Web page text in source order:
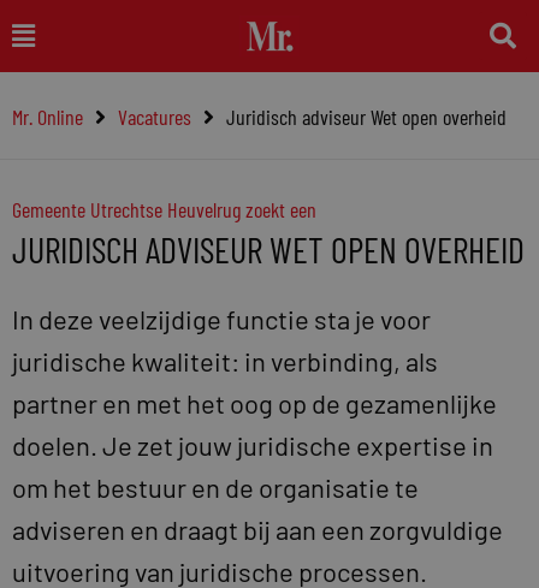
naar
inhoud
Main
Menu
Mr. Online Vacatures Juridisch adviseur Wet open overheid
Gemeente Utrechtse Heuvelrug zoekt een
JURIDISCH ADVISEUR WET OPEN OVERHEID
In deze veelzijdige functie sta je voor
juridische kwaliteit: in verbinding, als
partner en met het oog op de gezamenlijke
doelen. Je zet jouw juridische expertise in
om het bestuur en de organisatie te
adviseren en draagt bij aan een zorgvuldige
uitvoering van juridische processen.